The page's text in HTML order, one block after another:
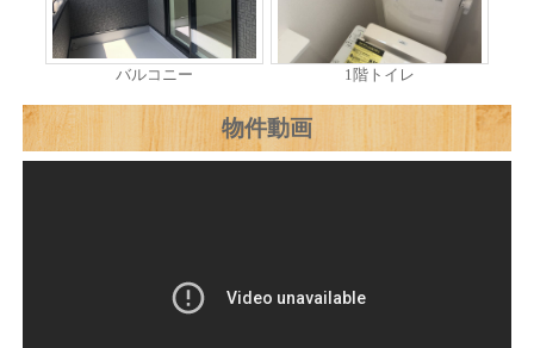
バルコニー 1階トイレ
物件動画